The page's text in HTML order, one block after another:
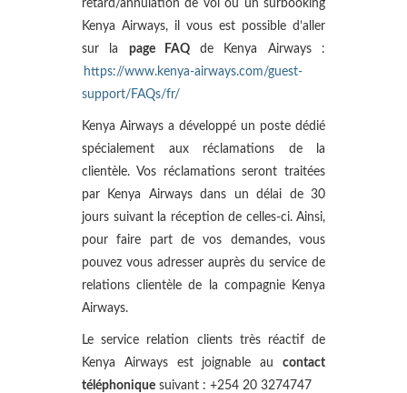
retard/annulation de vol ou un surbooking
Kenya Airways, il vous est possible d’aller
sur la page FAQde Kenya Airways :
https://www.kenya-airways.com/guest-
support/FAQs/fr/
Kenya Airways a développé un poste dédié
spécialement aux réclamations de la
clientèle. Vos réclamations seront traitées
par Kenya Airways dans un délai de 30
jours suivant la réception de celles-ci. Ainsi,
pour faire part de vos demandes, vous
pouvez vous adresser auprès du service de
relations clientèle de la compagnie Kenya
Airways.
Le service relation clients très réactif de
Kenya Airways est joignable au contact
téléphonique suivant : +254 20 3274747